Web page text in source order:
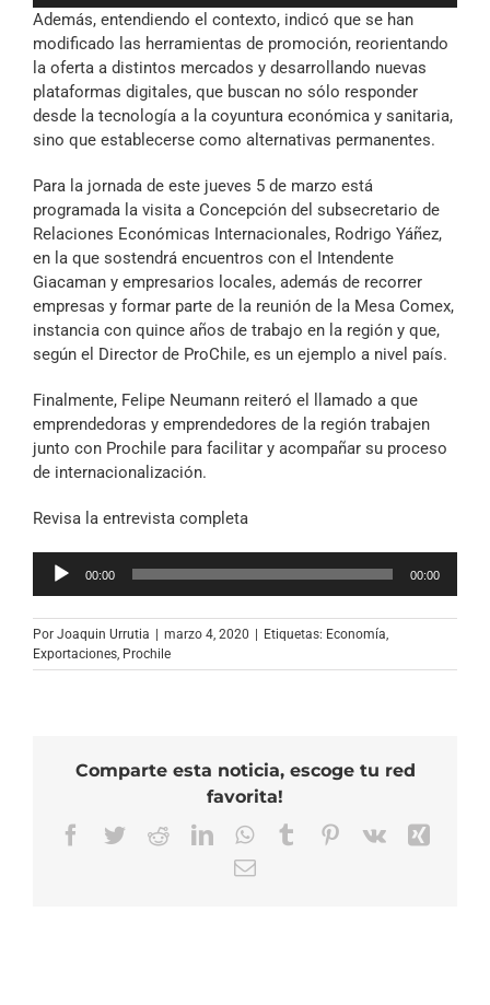
audio
Además, entendiendo el contexto, indicó que se han
modificado las herramientas de promoción, reorientando
la oferta a distintos mercados y desarrollando nuevas
plataformas digitales, que buscan no sólo responder
desde la tecnología a la coyuntura económica y sanitaria,
sino que establecerse como alternativas permanentes.
Para la jornada de este jueves 5 de marzo está
programada la visita a Concepción del subsecretario de
Relaciones Económicas Internacionales, Rodrigo Yáñez,
en la que sostendrá encuentros con el Intendente
Giacaman y empresarios locales, además de recorrer
empresas y formar parte de la reunión de la Mesa Comex,
instancia con quince años de trabajo en la región y que,
según el Director de ProChile, es un ejemplo a nivel país.
Finalmente, Felipe Neumann reiteró el llamado a que
emprendedoras y emprendedores de la región trabajen
junto con Prochile para facilitar y acompañar su proceso
de internacionalización.
Revisa la entrevista completa
Reproductor
00:00 00:00
Por Joaquin Urrutia | marzo 4, 2020 | Etiquetas: Economía
Exportaciones Prochile
Comparte esta noticia, escoge tu red
favorita!
Facebook
TwitterRedditLinkedInWhatsApp
TumblrPinterest
Vk
Xing
Correo